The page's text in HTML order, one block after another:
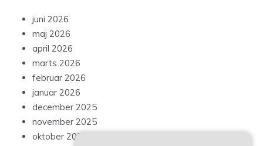
juni 2026
maj 2026
april 2026
marts 2026
februar 2026
januar 2026
december 2025
november 2025
oktober 2025